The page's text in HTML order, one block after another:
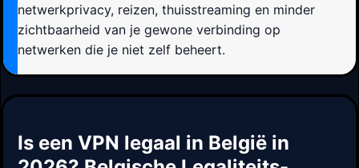
netwerkprivacy, reizen, thuisstreaming en minder
zichtbaarheid van je gewone verbinding op
netwerken die je niet zelf beheert.
Is een VPN legaal in België in